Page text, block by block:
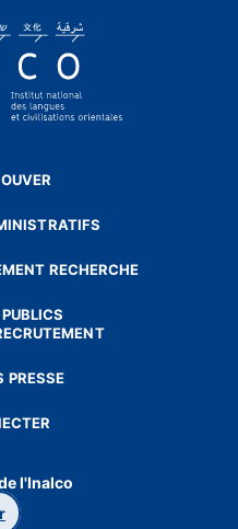
RECHERCHE
PRESSE
l'Inalco